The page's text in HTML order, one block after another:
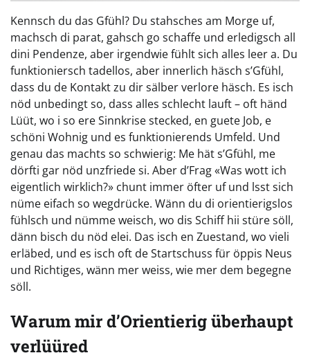
Kennsch du das Gfühl? Du stahsches am Morge uf,
machsch di parat, gahsch go schaffe und erledigsch all
dini Pendenze, aber irgendwie fühlt sich alles leer a. Du
funktioniersch tadellos, aber innerlich häsch s’Gfühl,
dass du de Kontakt zu dir sälber verlore häsch. Es isch
nöd unbedingt so, dass alles schlecht lauft – oft händ
Lüüt, wo i so ere Sinnkrise stecked, en guete Job, e
schöni Wohnig und es funktionierends Umfeld. Und
genau das machts so schwierig: Me hät s’Gfühl, me
dörfti gar nöd unzfriede si. Aber d’Frag «Was wott ich
eigentlich wirklich?» chunt immer öfter uf und lsst sich
nüme eifach so wegdrücke. Wänn du di orientierigslos
fühlsch und nümme weisch, wo dis Schiff hii stüre söll,
dänn bisch du nöd elei. Das isch en Zuestand, wo vieli
erläbed, und es isch oft de Startschuss für öppis Neus
und Richtiges, wänn mer weiss, wie mer dem begegne
söll.
Warum mir d’Orientierig überhaupt
verlüüred